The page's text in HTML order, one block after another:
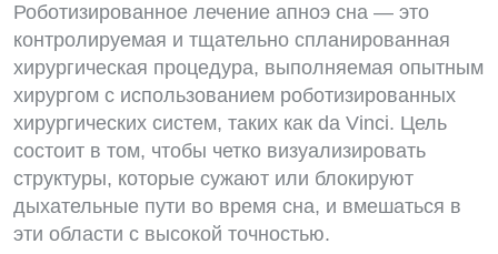
Роботизированное лечение апноэ сна — это
контролируемая и тщательно спланированная
хирургическая процедура, выполняемая опытным
хирургом с использованием роботизированных
хирургических систем, таких как da Vinci. Цель
состоит в том, чтобы четко визуализировать
структуры, которые сужают или блокируют
дыхательные пути во время сна, и вмешаться в
эти области с высокой точностью.